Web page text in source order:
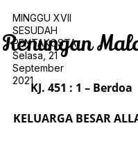
MINGGU XVII
SESUDAH
PENTAKOSTA
Selasa, 21
September
2021
Renungan
KJ. 451 : 1 – Berdoa
KELUARGA BESAR